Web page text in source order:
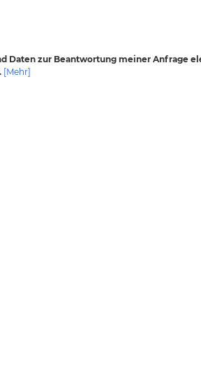
Daten zur Beantwortung meiner Anfrage
[Mehr]